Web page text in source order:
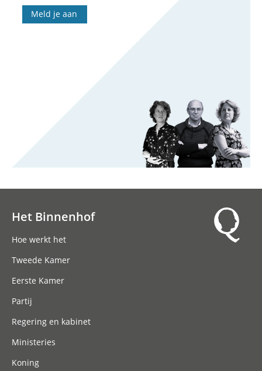
Meld je aan
Het Binnenhof
Hoe werkt het
Tweede Kamer
Eerste Kamer
Partij
Regering en kabinet
Ministeries
Koning